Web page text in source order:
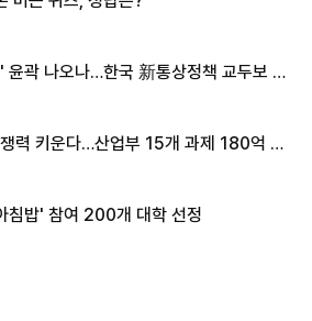
윤곽 나오나…한국 新통상정책 교두보 활
력 키운다…산업부 15개 과제 180억 지
침밥' 참여 200개 대학 선정